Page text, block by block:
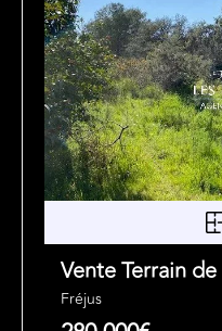
Vente Terrain
Fréjus